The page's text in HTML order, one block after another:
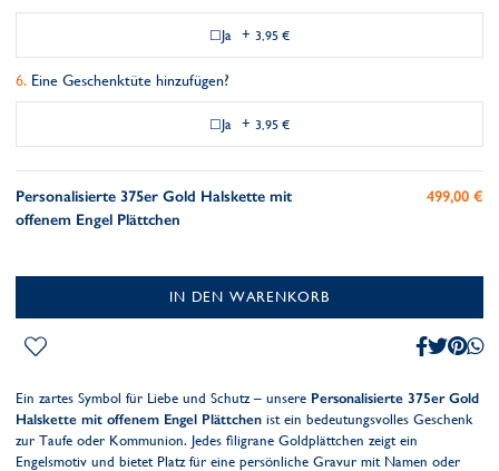
Ja + 3,95 €
Eine Geschenktüte hinzufügen?
Ja + 3,95 €
Personalisierte 375er Gold Halskette mit
offenem Engel Plättchen
499,00 €
IN DEN WARENKORB
Ein zartes Symbol für Liebe und Schutz – unsere Personalisierte 375er Gold
Halskette mit offenem Engel Plättchen ist ein bedeutungsvolles Geschenk
zur Taufe oder Kommunion. Jedes filigrane Goldplättchen zeigt ein
Engelsmotiv und bietet Platz für eine persönliche Gravur mit Namen oder